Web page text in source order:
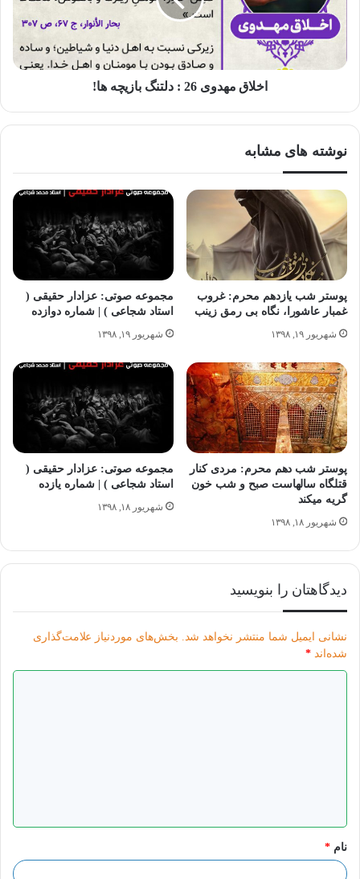
پوستر
اخلاق مهدوی 26 : دلتنگ بازیچه ها!
نوشته های مشابه
پوستر شب یازدهم محرم: غروب
غمبار عاشورا، نگاه بی رمق زینب
شهریور ۱۹, ۱۳۹۸
مجموعه صوتی: عزادار حقیقی (
استاد شجاعی ) | شماره دوازده
شهریور ۱۹, ۱۳۹۸
پوستر شب دهم محرم: مردی کنار
قتلگاه سالهاست صبح و شب خون
گریه میکند
شهریور ۱۸, ۱۳۹۸
مجموعه صوتی: عزادار حقیقی (
استاد شجاعی ) | شماره یازده
شهریور ۱۸, ۱۳۹۸
دیدگاهتان را بنویسید
نشانی ایمیل شما منتشر نخواهد شد. بخش‌های موردنیاز علامت‌گذاری
شده‌اند *
*
نام *